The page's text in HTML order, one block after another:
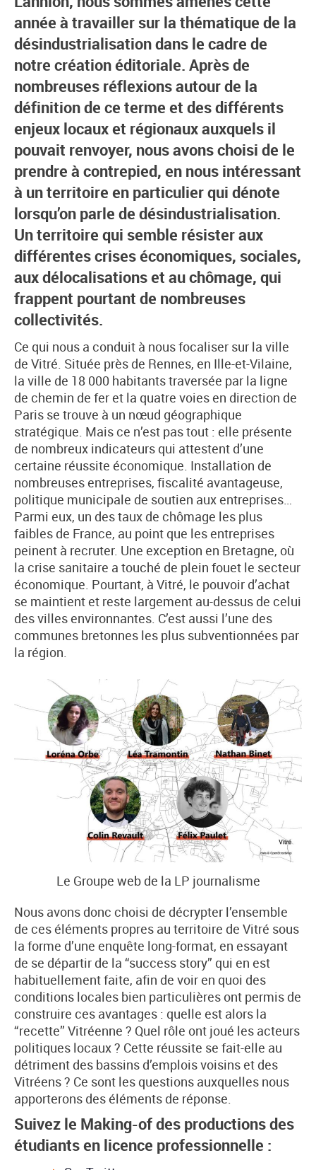
année à travailler sur la thématique de la
désindustrialisation dans le cadre de
notre création éditoriale. Après de
nombreuses réflexions autour de la
définition de ce terme et des différents
enjeux locaux et régionaux auxquels il
pouvait renvoyer, nous avons choisi de le
prendre à contrepied, en nous intéressant
à un territoire en particulier qui dénote
lorsqu’on parle de désindustrialisation.
Un territoire qui semble résister aux
différentes crises économiques, sociales,
aux délocalisations et au chômage, qui
frappent pourtant de nombreuses
collectivités.
Ce qui nous a conduit à nous focaliser sur la ville
de Vitré. Située près de Rennes, en Ille-et-Vilaine,
la ville de 18 000 habitants traversée par la ligne
de chemin de fer et la quatre voies en direction de
Paris se trouve à un nœud géographique
stratégique. Mais ce n’est pas tout : elle présente
de nombreux indicateurs qui attestent d’une
certaine réussite économique. Installation de
nombreuses entreprises, fiscalité avantageuse,
politique municipale de soutien aux entreprises…
Parmi eux, un des taux de chômage les plus
faibles de France, au point que les entreprises
peinent à recruter. Une exception en Bretagne, où
la crise sanitaire a touché de plein fouet le secteur
économique. Pourtant, à Vitré, le pouvoir d’achat
se maintient et reste largement au-dessus de celui
des villes environnantes. C’est aussi l’une des
communes bretonnes les plus subventionnées par
la région.
Le Groupe web de la LP journalisme
Nous avons donc choisi de décrypter l’ensemble
de ces éléments propres au territoire de Vitré sous
la forme d’une enquête long-format, en essayant
de se départir de la “success story” qui en est
habituellement faite, afin de voir en quoi des
conditions locales bien particulières ont permis de
construire ces avantages : quelle est alors la
“recette” Vitréenne ? Quel rôle ont joué les acteurs
politiques locaux ? Cette réussite se fait-elle au
détriment des bassins d’emplois voisins et des
Vitréens ? Ce sont les questions auxquelles nous
apporterons des éléments de réponse.
Suivez le Making-of des productions des
étudiants en licence professionnelle :